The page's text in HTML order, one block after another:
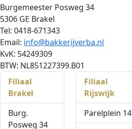
Burgemeester Posweg 34
5306 GE Brakel
Tel: 0418-671343
Email: info@bakkerijverba.nl
KvK: 54249309
BTW: NL851227399.B01
Filiaal
Brakel
Burg.
Posweg 34
Filiaal
Rijswijk
Parelplein 14